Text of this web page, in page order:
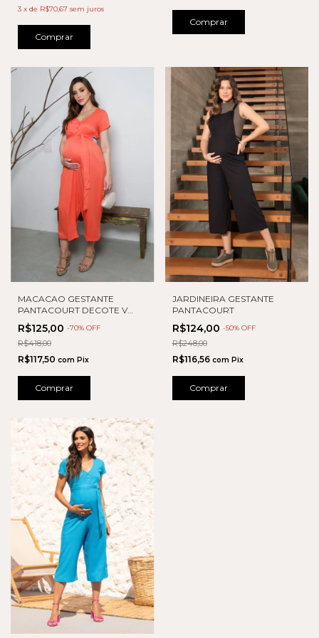
3 x de R$70,67 sem juros
Comprar
Comprar
MACACAO GESTANTE
PANTACOURT DECOTE V
BOTAO
R$125,00 -70% OFF
R$418,00
R$117,50 com Pix
Comprar
JARDINEIRA GESTANTE
PANTACOURT
R$124,00 -50% OFF
R$248,00
R$116,56 com Pix
Comprar